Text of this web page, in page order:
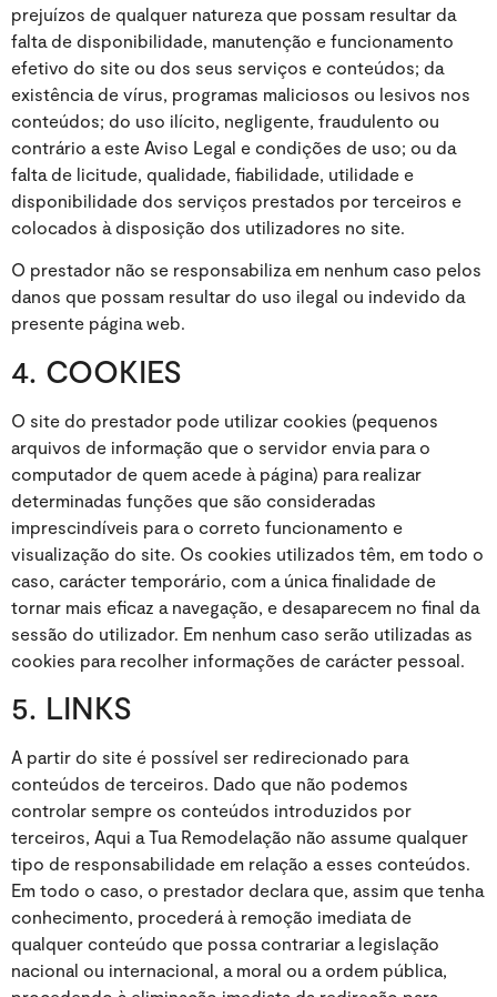
prejuízos de qualquer natureza que possam resultar da
falta de disponibilidade, manutenção e funcionamento
efetivo do site ou dos seus serviços e conteúdos; da
existência de vírus, programas maliciosos ou lesivos nos
conteúdos; do uso ilícito, negligente, fraudulento ou
contrário a este Aviso Legal e condições de uso; ou da
falta de licitude, qualidade, fiabilidade, utilidade e
disponibilidade dos serviços prestados por terceiros e
colocados à disposição dos utilizadores no site.
O prestador não se responsabiliza em nenhum caso pelos
danos que possam resultar do uso ilegal ou indevido da
presente página web.
4. COOKIES
O site do prestador pode utilizar cookies (pequenos
arquivos de informação que o servidor envia para o
computador de quem acede à página) para realizar
determinadas funções que são consideradas
imprescindíveis para o correto funcionamento e
visualização do site. Os cookies utilizados têm, em todo o
caso, carácter temporário, com a única finalidade de
tornar mais eficaz a navegação, e desaparecem no final da
sessão do utilizador. Em nenhum caso serão utilizadas as
cookies para recolher informações de carácter pessoal.
5. LINKS
A partir do site é possível ser redirecionado para
conteúdos de terceiros. Dado que não podemos
controlar sempre os conteúdos introduzidos por
terceiros, Aqui a Tua Remodelação não assume qualquer
tipo de responsabilidade em relação a esses conteúdos.
Em todo o caso, o prestador declara que, assim que tenha
conhecimento, procederá à remoção imediata de
qualquer conteúdo que possa contrariar a legislação
nacional ou internacional, a moral ou a ordem pública,